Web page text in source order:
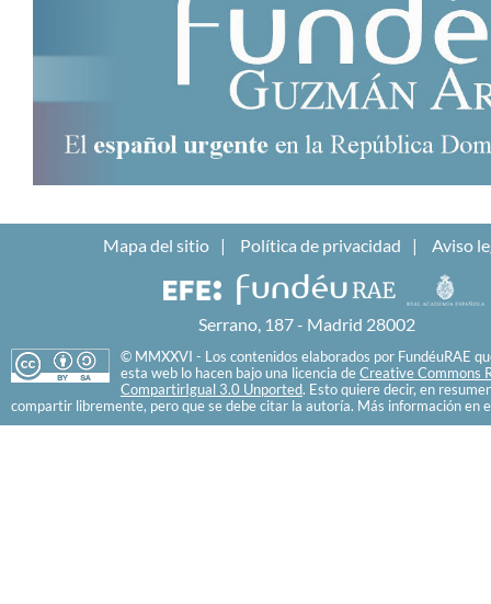
Mapa del sitio Política de privacidad Aviso
Serrano, 187 - Madrid 28002
© MMXXVI - Los contenidos elaborados por FundéuRAE
esta web lo hacen bajo una licencia de Creative Commons
CompartirIgual 3.0 Unported. Esto quiere decir, en
compartir libremente, pero que se debe citar la autoría. Más información en